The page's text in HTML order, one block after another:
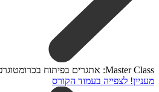
Master Class: אתגרים בפיתוח בכרומטוגרפיה נוזלית
מעניין! לצפייה בעמוד הקורס